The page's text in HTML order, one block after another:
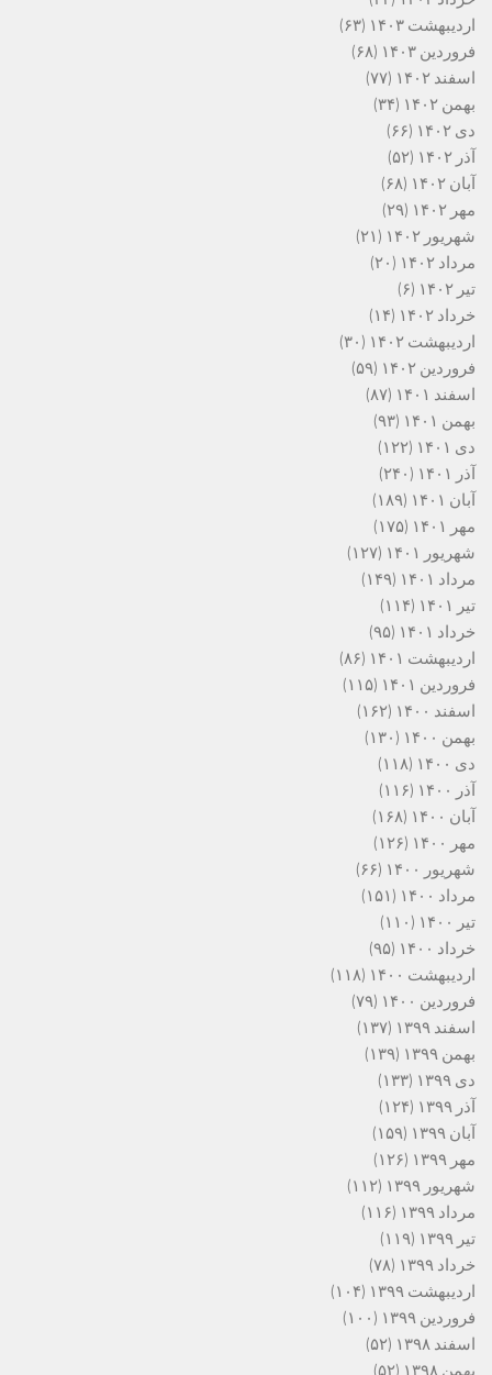
اردیبهشت ۱۴۰۳
(۶۳)
فروردین ۱۴۰۳
(۶۸)
اسفند ۱۴۰۲
(۷۷)
بهمن ۱۴۰۲
(۳۴)
دی ۱۴۰۲
(۶۶)
آذر ۱۴۰۲
(۵۲)
آبان ۱۴۰۲
(۶۸)
مهر ۱۴۰۲
(۲۹)
شهریور ۱۴۰۲
(۲۱)
مرداد ۱۴۰۲
(۲۰)
تیر ۱۴۰۲
(۶)
خرداد ۱۴۰۲
(۱۴)
اردیبهشت ۱۴۰۲
(۳۰)
فروردین ۱۴۰۲
(۵۹)
اسفند ۱۴۰۱
(۸۷)
بهمن ۱۴۰۱
(۹۳)
دی ۱۴۰۱
(۱۲۲)
آذر ۱۴۰۱
(۲۴۰)
آبان ۱۴۰۱
(۱۸۹)
مهر ۱۴۰۱
(۱۷۵)
شهریور ۱۴۰۱
(۱۲۷)
مرداد ۱۴۰۱
(۱۴۹)
تیر ۱۴۰۱
(۱۱۴)
خرداد ۱۴۰۱
(۹۵)
اردیبهشت ۱۴۰۱
(۸۶)
فروردین ۱۴۰۱
(۱۱۵)
اسفند ۱۴۰۰
(۱۶۲)
بهمن ۱۴۰۰
(۱۳۰)
دی ۱۴۰۰
(۱۱۸)
آذر ۱۴۰۰
(۱۱۶)
آبان ۱۴۰۰
(۱۶۸)
مهر ۱۴۰۰
(۱۲۶)
شهریور ۱۴۰۰
(۶۶)
مرداد ۱۴۰۰
(۱۵۱)
تیر ۱۴۰۰
(۱۱۰)
خرداد ۱۴۰۰
(۹۵)
اردیبهشت ۱۴۰۰
(۱۱۸)
فروردین ۱۴۰۰
(۷۹)
اسفند ۱۳۹۹
(۱۳۷)
بهمن ۱۳۹۹
(۱۳۹)
دی ۱۳۹۹
(۱۳۳)
آذر ۱۳۹۹
(۱۲۴)
آبان ۱۳۹۹
(۱۵۹)
مهر ۱۳۹۹
(۱۲۶)
شهریور ۱۳۹۹
(۱۱۲)
مرداد ۱۳۹۹
(۱۱۶)
تیر ۱۳۹۹
(۱۱۹)
خرداد ۱۳۹۹
(۷۸)
اردیبهشت ۱۳۹۹
(۱۰۴)
فروردین ۱۳۹۹
(۱۰۰)
اسفند ۱۳۹۸
(۵۲)
بهمن ۱۳۹۸
(۵۲)